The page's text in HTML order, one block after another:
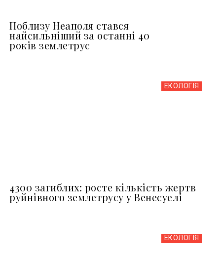
Поблизу Неаполя стався
найсильніший за останні 40
років землетрус
ЕКОЛОГІЯ
4300 загиблих: росте кількість жертв
руйнівного землетрусу у Венесуелі
ЕКОЛОГІЯ